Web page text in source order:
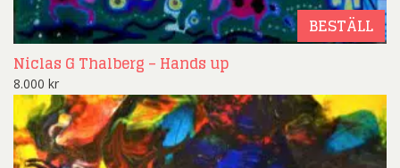
BESTÄLL
Niclas G Thalberg – Hands up
8.000 kr